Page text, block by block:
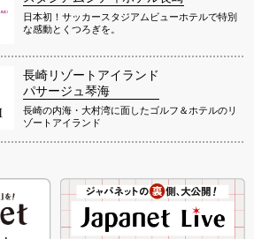
日本初！サッカースタジアムビューホテルで特別
な感動とくつろぎを。
長崎リゾートアイランド
パサージュ琴海
長崎の内海・大村湾に面したゴルフ＆ホテルのリ
ゾートアイランド